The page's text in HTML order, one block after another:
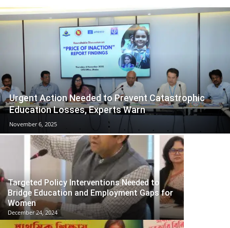
Urgent Action Needed to Prevent Catastrophic
Education Losses, Experts Warn
November 6, 2025
Targeted Policy Interventions Needed to
Bridge Education and Employment Gaps for
Women
December 24, 2024